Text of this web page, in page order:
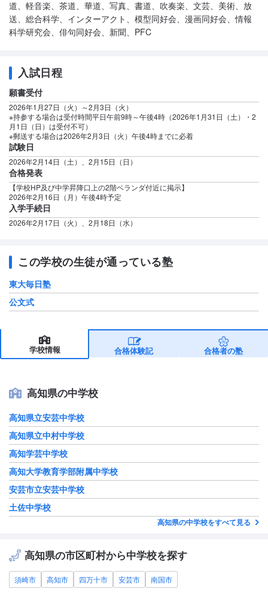
道、軽音楽、茶道、華道、写真、書道、吹奏楽、文芸、美術、放
送、総合科学、インターアクト、模型同好会、漫画同好会、情報
科学研究会、俳句同好会、新聞、PFC
入試日程
願書受付
2026年1月27日（火）～2月3日（火）
※持参する場合は受付時間平日午前9時～午後4時（2026年1月31日（土）・2
月1日（日）は受付不可）
※郵送する場合は2026年2月3日（火）午後4時までに必着
試験日
2026年2月14日（土）、2月15日（日）
合格発表
【学校HP及び中学昇降口上の2階ベランダ付近に掲示】
2026年2月16日（月）午後4時予定
入学手続日
2026年2月17日（火）、2月18日（水）
この学校の生徒が通っている塾
東大毎日塾
公文式
学校情報 合格体験記 合格者の塾
高知県の中学校
高知県立安芸中学校
高知県立中村中学校
高知学芸中学校
高知大学教育学部附属中学校
安芸市立安芸中学校
土佐中学校
高知県の中学校をすべて見る
高知県の市区町村から中学校を探す
須崎市 高知市 四万十市 安芸市 南国市